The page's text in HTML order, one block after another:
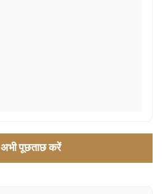
अभी पूछताछ करें